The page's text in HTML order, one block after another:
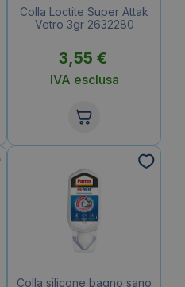
Colla Loctite Super Attak
Vetro 3gr 2632280
3,55 €
IVA esclusa
Colla silicone bagno sano